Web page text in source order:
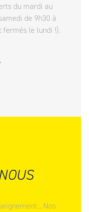
du mardi au
de 9h30 à
fermés le lundi !).
Nos